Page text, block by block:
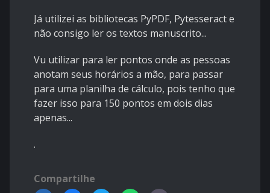
Já utilizei as bibliotecas PyPDF, Pytesseract e
não consigo ler os textos manuscrito...
Vu utilizar para ler pontos onde as pessoas
anotam seus horários a mão, para passar
para uma planilha de cálculo, pois tenho que
fazer isso para 150 pontos em dois dias
apenas...
.
Compartilhe